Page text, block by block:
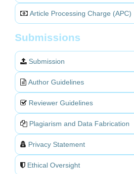
Article Processing Charge (APC)
Submissions
Submission
Author Guidelines
Reviewer Guidelines
Plagiarism and Data Fabrication
Privacy Statement
Ethical Oversight